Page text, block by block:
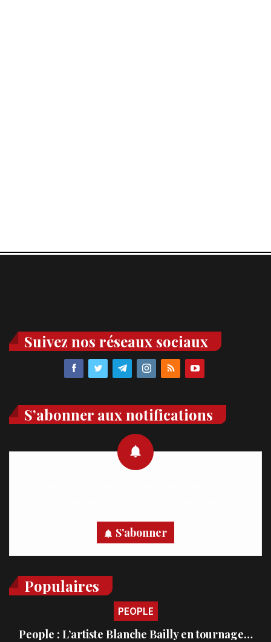
Suivez nos réseaux sociaux
S’abonner aux notifications
S'abonner
Populaires
PEOPLE
People : L’artiste Blanche Bailly en tournage…